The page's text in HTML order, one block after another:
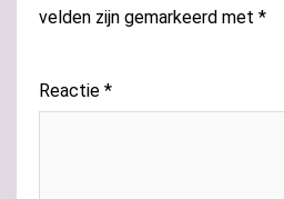
velden zijn gemarkeerd met *
Reactie *